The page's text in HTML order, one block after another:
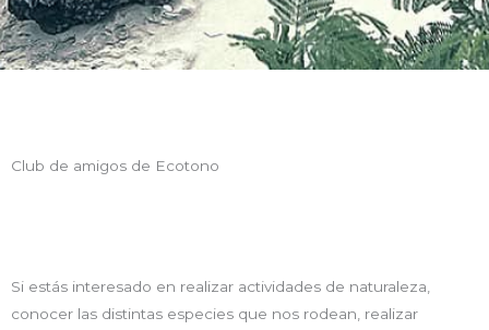
Club de amigos de Ecotono
Si estás interesado en realizar actividades de naturaleza,
conocer las distintas especies que nos rodean, realizar